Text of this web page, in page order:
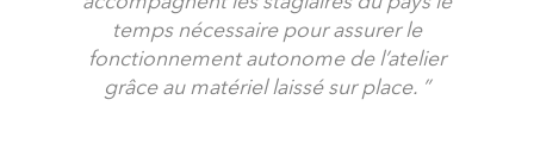
temps nécessaire pour assurer le
fonctionnement autonome de l’atelier
grâce au matériel laissé sur place.